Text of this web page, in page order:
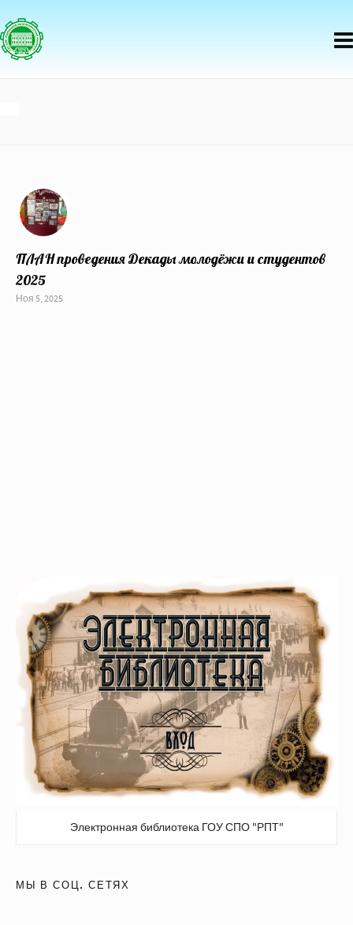
ПЛАН проведения Декады молодёжи и студентов
2025
Ноя 5, 2025
Электронная библиотека ГОУ СПО "РПТ"
МЫ В СОЦ. СЕТЯХ